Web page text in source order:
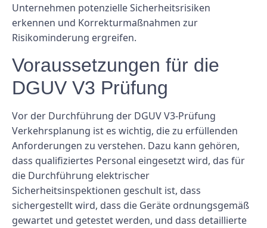
Unternehmen potenzielle Sicherheitsrisiken
erkennen und Korrekturmaßnahmen zur
Risikominderung ergreifen.
Voraussetzungen für die
DGUV V3 Prüfung
Vor der Durchführung der DGUV V3-Prüfung
Verkehrsplanung ist es wichtig, die zu erfüllenden
Anforderungen zu verstehen. Dazu kann gehören,
dass qualifiziertes Personal eingesetzt wird, das für
die Durchführung elektrischer
Sicherheitsinspektionen geschult ist, dass
sichergestellt wird, dass die Geräte ordnungsgemäß
gewartet und getestet werden, und dass detaillierte